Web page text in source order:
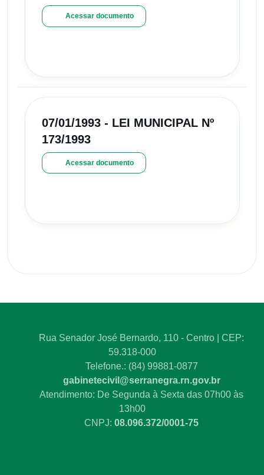
Acessar documento
07/01/1993 - LEI MUNICIPAL Nº
173/1993
Acessar documento
Rua Senador José Bernardo, 110 - Centro | CEP:
59.318-000
Telefone.: (84) 99881-0877
gabinetecivil@serranegra.rn.gov.br
Atendimento: De Segunda à Sexta das 07h00 às
13h00
CNPJ: 08.096.372/0001-75